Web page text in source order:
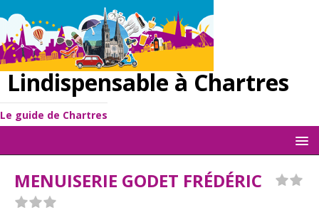
Lindispensable à Chartres
Le guide de Chartres
MENUISERIE GODET FRÉDÉRIC